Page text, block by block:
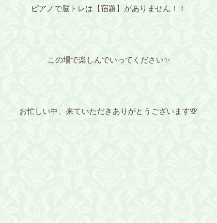
ピアノで脳トレは【宿題】がありません！！
この場で楽しんでいってください✨
お忙しい中、来ていただきありがとうございます🌸